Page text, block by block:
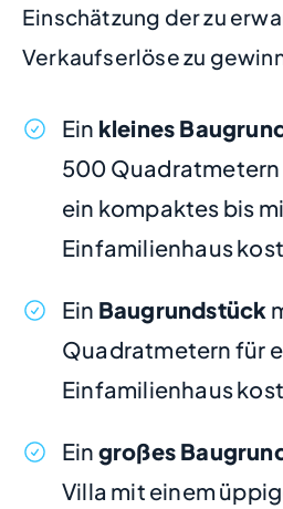
Einschätzung der zu
Verkaufserlöse zu
Ein kleines
500
ein kompaktes bis
Einfamilienhaus
Ein Baugrundstück
Quadratmetern für
Einfamilienhaus
Ein großes
Villa mit einem